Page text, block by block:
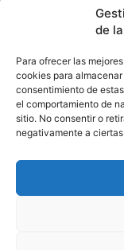
de
Para ofrecer las
cookies para
consentimiento de
el comportamiento de
sitio. No consentir o
negativamente a
CONTACTA CON